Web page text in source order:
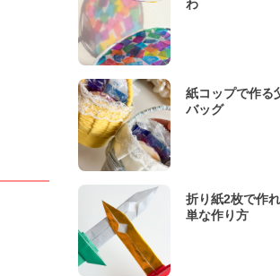
わ
紙コップで作る
バッグ
折り紙2枚で作
単な作り方